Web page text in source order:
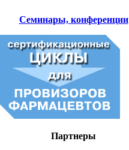
Семинары, конференции
Партнеры